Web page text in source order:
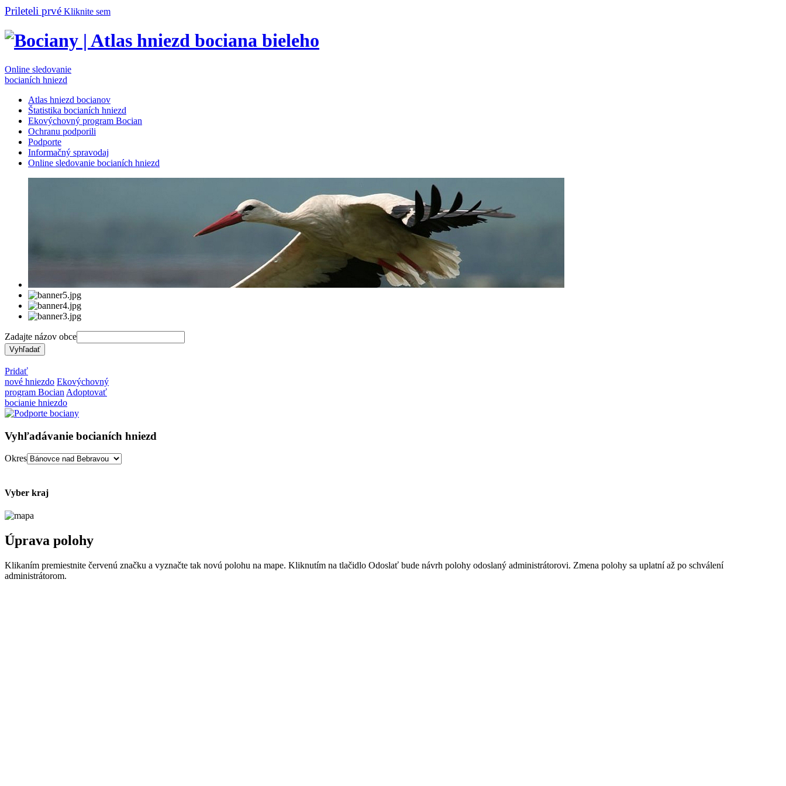
Prileteli prvé Kliknite sem
Online sledovanie
bocianích hniezd
Atlas hniezd bocianov
Štatistika bocianích hniezd
Ekovýchovný program Bocian
Ochranu podporili
Podporte
Informačný spravodaj
Online sledovanie bocianích hniezd
Zadajte názov obce
Pridať
nové hniezdo Ekovýchovný
program Bocian Adoptovať
bocianie hniezdo
Vyhľadávanie bocianích hniezd
Okres
Vyber kraj
Úprava polohy
Klikaním premiestnite červenú značku a vyznačte tak novú polohu na mape. Kliknutím na tlačidlo Odoslať bude návrh polohy odoslaný administrátorovi. Zmena polohy sa uplatní až po schválení
administrátorom.